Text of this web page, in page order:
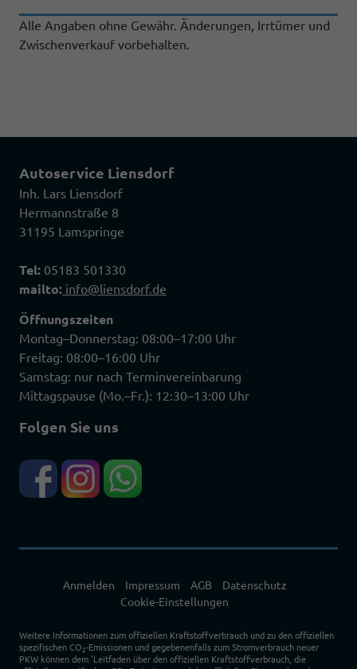
Alle Angaben ohne Gewähr. Änderungen, Irrtümer und
Zwischenverkauf vorbehalten.
Autoservice Liensdorf
Inh. Lars Liensdorf
Hermannstraße 8
31195 Lamspringe
Tel: 05183 501330
mailto: info@liensdorf.de
Öffnungszeiten
Montag–Donnerstag: 08:00–17:00 Uhr
Freitag: 08:00–16:00 Uhr
Samstag: nur nach Terminvereinbarung
Mittagspause (Mo.–Fr.): 12:30–13:00 Uhr
Folgen Sie uns
Anmelden Impressum AGB
Datenschutz
Cookie-Einstellungen
Weitere Informationen zum offiziellen Kraftstoffverbrauch und zu den offiziellen
spezifischen CO2-Emissionen und gegebenenfalls zum Stromverbrauch neuer
PKW können dem 'Leitfaden über den offiziellen Kraftstoffverbrauch, die